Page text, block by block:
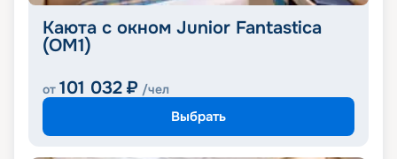
Каюта с окном Junior Fantastica
(OM1)
от 101 032 ₽ /чел
Выбрать